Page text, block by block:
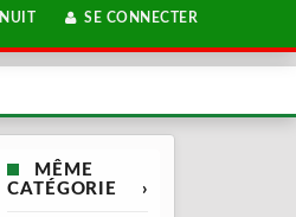
NUIT SE CONNECTER
MÊME
CATÉGORIE
›